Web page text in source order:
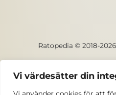
Vi värdesätter din
Ratopedia © 2018-
Facebook